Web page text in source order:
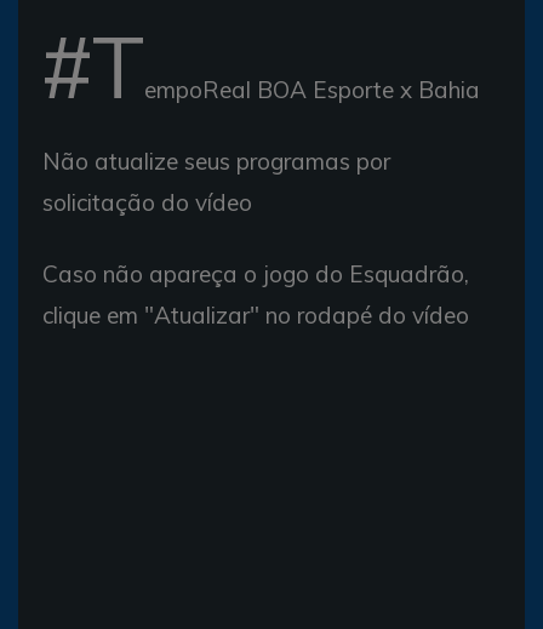
#TempoReal BOA Esporte x Bahia
Não atualize seus programas por
solicitação do vídeo
Caso não apareça o jogo do Esquadrão,
clique em "Atualizar" no rodapé do vídeo